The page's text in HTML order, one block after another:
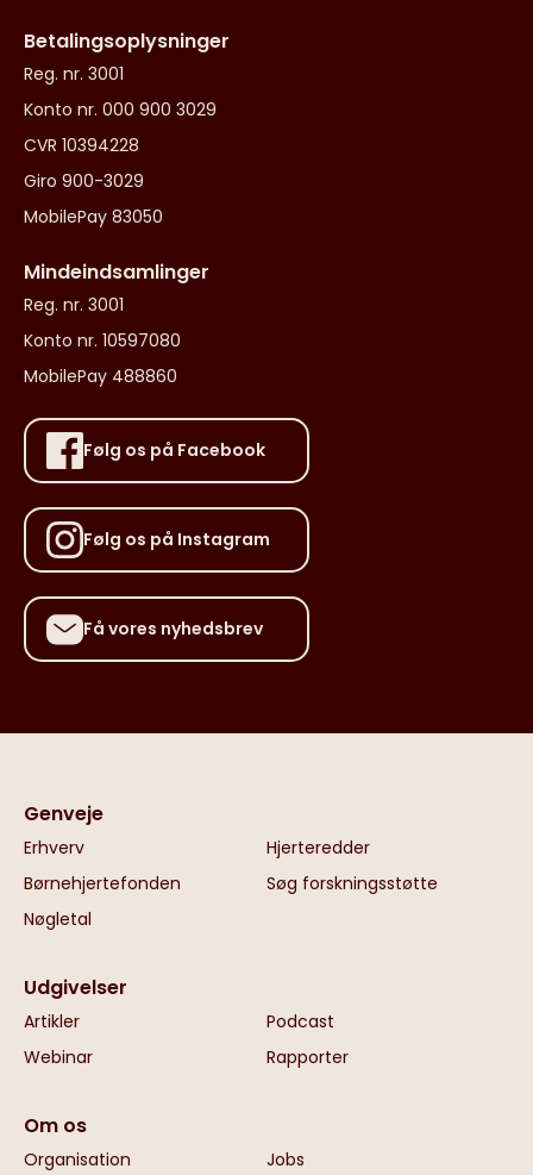
Betalingsoplysninger
Reg. nr. 3001
Konto nr. 000 900 3029
CVR 10394228
Giro 900-3029
MobilePay 83050
Mindeindsamlinger
Reg. nr. 3001
Konto nr. 10597080
MobilePay 488860
Følg os på Facebook
Følg os på Instagram
Få vores nyhedsbrev
Genveje
Erhverv
Hjerteredder
Børnehjertefonden
Søg forskningsstøtte
Nøgletal
Udgivelser
Artikler
Podcast
Webinar
Rapporter
Om os
Organisation Jobs